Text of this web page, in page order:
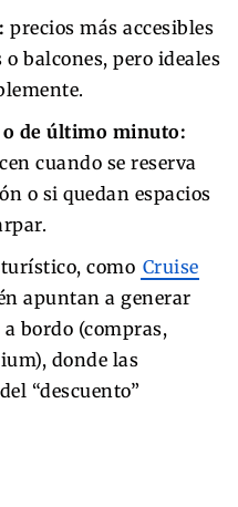
precios más accesibles
balcones, pero ideales
o de último minuto:
cuando se reserva
o si quedan espacios
como Cruise
apuntan a generar
bordo (compras,
donde las
“descuento”